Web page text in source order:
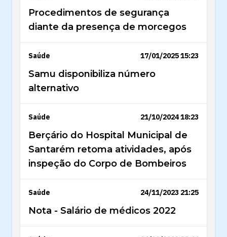
Procedimentos de segurança
diante da presença de morcegos
Saúde 17/01/2025 15:23
Samu disponibiliza número
alternativo
Saúde 21/10/2024 18:23
Berçário do Hospital Municipal de
Santarém retoma atividades, após
inspeção do Corpo de Bombeiros
Saúde 24/11/2023 21:25
Nota - Salário de médicos 2022